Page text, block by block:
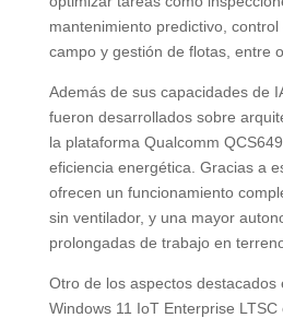
mantenimiento predictivo,
campo y gestión de flotas, entre
Además de sus capacidades de
fueron desarrollados sobre
la plataforma Qualcomm
eficiencia energética. Gracias a
ofrecen un funcionamiento
sin ventilador, y una mayor
prolongadas de trabajo en
Otro de los aspectos destacados
Windows 11 IoT Enterprise